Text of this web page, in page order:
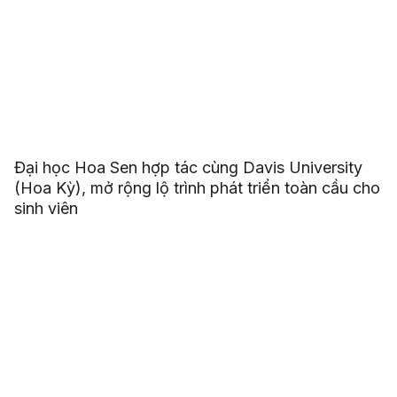
Đại học Hoa Sen hợp tác cùng Davis University
(Hoa Kỳ), mở rộng lộ trình phát triển toàn cầu cho
sinh viên